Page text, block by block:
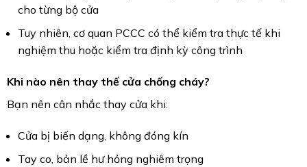
cho từng bộ cửa
Tuy nhiên, cơ quan PCCC có thể kiểm tra thực tế khi
nghiệm thu hoặc kiểm tra định kỳ công trình
Khi nào nên thay thế cửa chống cháy?
Bạn nên cân nhắc thay cửa khi:
Cửa bị biến dạng, không đóng kín
Tay co, bản lề hư hỏng nghiêm trọng